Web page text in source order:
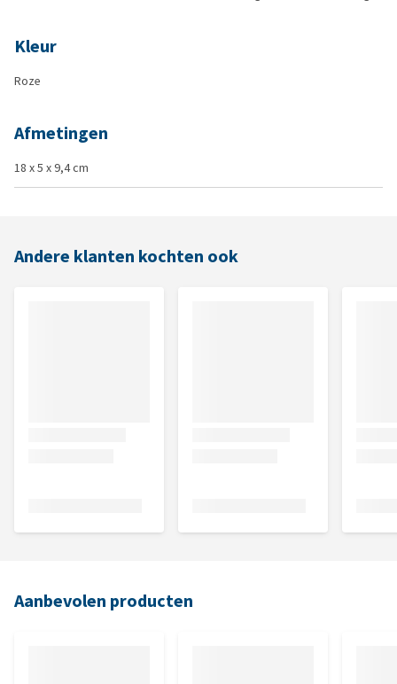
Kleur
Roze
Afmetingen
18 x 5 x 9,4 cm
Andere klanten kochten ook
Aanbevolen producten